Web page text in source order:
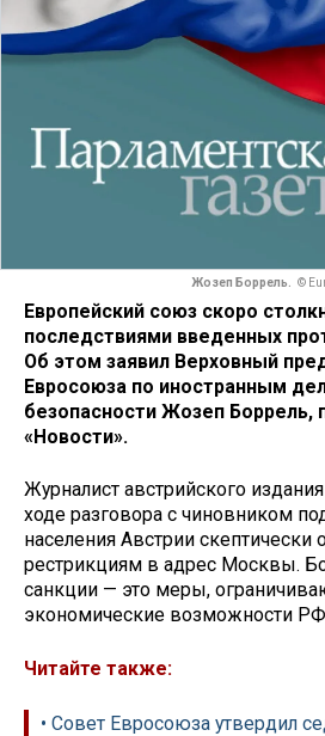
Жозеп Боррель. ©
Европейский союз скоро
последствиями введенных
Об этом заявил Верховный
Евросоюза по иностранным
безопасности Жозеп Боррель,
«Новости».
Журналист австрийского
ходе разговора с чиновником
населения Австрии скептически
рестрикциям в адрес Москвы.
санкции — это меры,
экономические возможности
Читайте также:
• Совет Евросоюза утвердил